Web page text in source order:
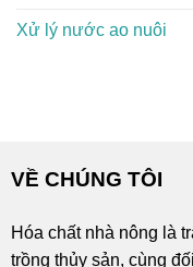
Xử lý nước ao nuôi
VỀ CHÚNG TÔI
Hóa chất nhà nông là
trồng thủy sản, cùng